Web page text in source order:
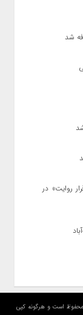
شد
روایت» در
است و هرگونه کپی